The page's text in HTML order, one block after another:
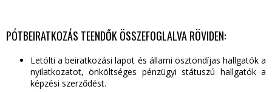
PÓTBEIRATKOZÁS TEENDŐK ÖSSZEFOGLALVA RÖVIDEN:
Letölti a beiratkozási lapot és állami ösztöndíjas hallgatók a
nyilatkozatot, önköltséges pénzügyi státuszú hallgatók a
képzési szerződést.